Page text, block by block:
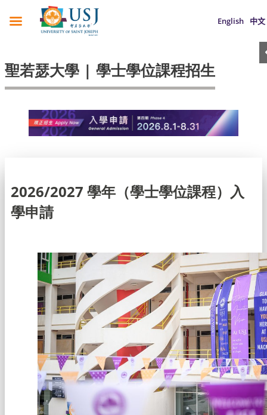
English 中文
聖若瑟大學 | 學士學位課程招生
2026/2027 學年（學士學位課程）入
學申請